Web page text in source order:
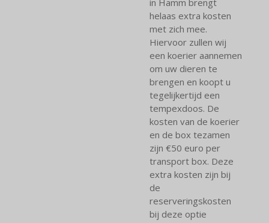
in Hamm brengt
helaas extra kosten
met zich mee.
Hiervoor zullen wij
een koerier aannemen
om uw dieren te
brengen en koopt u
tegelijkertijd een
tempexdoos. De
kosten van de koerier
en de box tezamen
zijn €50 euro per
transport box. Deze
extra kosten zijn bij
de
reserveringskosten
bij deze optie